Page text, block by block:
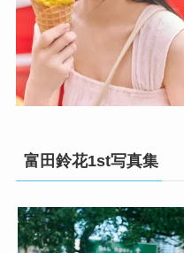
富田鈴花1st写真集